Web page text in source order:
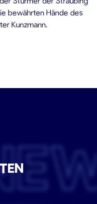
bewährten Hände des
Kunzmann.